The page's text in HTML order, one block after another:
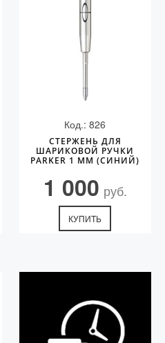
Код.: 826
СТЕРЖЕНЬ ДЛЯ
ШАРИКОВОЙ РУЧКИ
PARKER 1 ММ (СИНИЙ)
1 000 руб.
КУПИТЬ